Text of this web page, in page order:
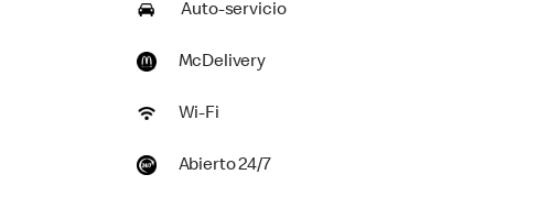
Auto-servicio
McDelivery
Wi-Fi
Abierto 24/7